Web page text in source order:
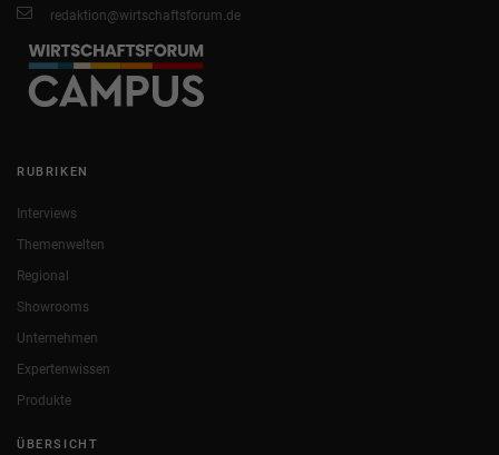
redaktion@wirtschaftsforum.de
RUBRIKEN
Interviews
Themenwelten
Regional
Showrooms
Unternehmen
Expertenwissen
Produkte
ÜBERSICHT